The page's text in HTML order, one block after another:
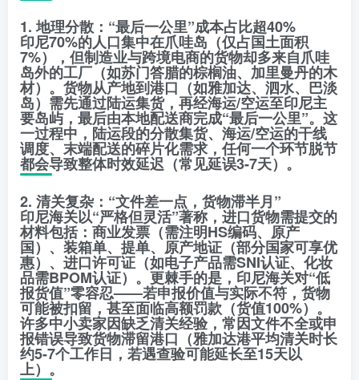
1. 地理分散：“最后一公里”成本占比超40%
印尼70%的人口集中在爪哇岛（仅占国土面积
7%），但制造业与跨境电商的货物却多来自爪哇
岛外的工厂（如苏门答腊的棕榈油、加里曼丹的木
材）。货物从产地到港口（如雅加达、泗水、巴淡
岛）需先通过陆运集货，再经海运/空运至印尼主
要岛屿，最后由本地配送商完成“最后一公里”。这
一过程中，陆运段的分散集货、海运/空运的干线
调度、末端配送的碎片化需求，任何一个环节脱节
都会导致整体时效延迟（常见延误3-7天）。
2. 清关复杂：“文件差一点，货物滞半月”
印尼海关以“严格但灵活”著称，进口货物需提交的
材料包括：商业发票（需注明HS编码、原产
国）、装箱单、提单、原产地证（部分国家可享优
惠）、进口许可证（如电子产品需SNI认证、化妆
品需BPOM认证）。更棘手的是，印尼海关对“低
报货值”零容忍——若申报价值与实际不符，货物
可能被扣留，甚至面临高额罚款（货值100%）。
许多中小卖家因缺乏清关经验，常因文件不全或申
报错误导致货物滞留港口（雅加达港平均清关时长
约5-7个工作日，若遇查验可能延长至15天以
上）。